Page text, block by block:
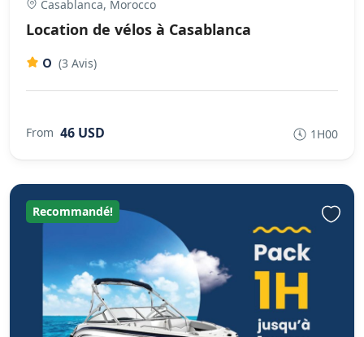
Casablanca, Morocco
Location de vélos à Casablanca
0 (3 Avis)
From 46 USD 1H00
Recommandé!